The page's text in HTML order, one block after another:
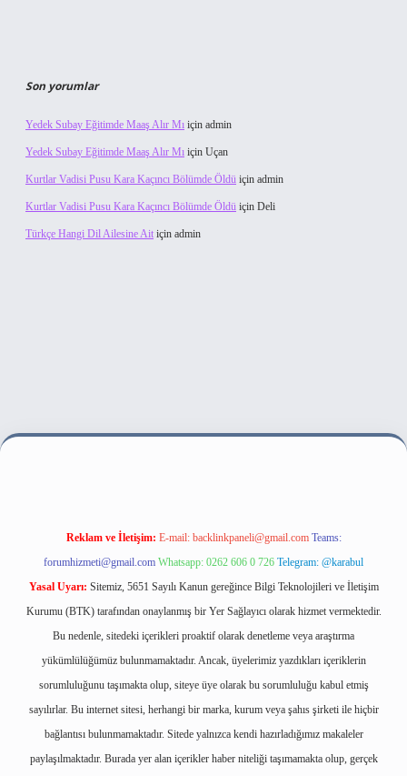
Son yorumlar
Yedek Subay Eğitimde Maaş Alır Mı için admin
Yedek Subay Eğitimde Maaş Alır Mı için Uçan
Kurtlar Vadisi Pusu Kara Kaçıncı Bölümde Öldü için admin
Kurtlar Vadisi Pusu Kara Kaçıncı Bölümde Öldü için Deli
Türkçe Hangi Dil Ailesine Ait için admin
bahis sitesi
Reklam ve İletişim: E-mail: backlinkpaneli@gmail.com Teams:
forumhizmeti@gmail.com Whatsapp: 0262 606 0 726 Telegram: @karabul
Yasal Uyarı: Sitemiz, 5651 Sayılı Kanun gereğince Bilgi Teknolojileri ve İletişim
Kurumu (BTK) tarafından onaylanmış bir Yer Sağlayıcı olarak hizmet vermektedir.
Bu nedenle, sitedeki içerikleri proaktif olarak denetleme veya araştırma
yükümlülüğümüz bulunmamaktadır. Ancak, üyelerimiz yazdıkları içeriklerin
sorumluluğunu taşımakta olup, siteye üye olarak bu sorumluluğu kabul etmiş
sayılırlar. Bu internet sitesi, herhangi bir marka, kurum veya şahıs şirketi ile hiçbir
bağlantısı bulunmamaktadır. Sitede yalnızca kendi hazırladığımız makaleler
paylaşılmaktadır. Burada yer alan içerikler haber niteliği taşımamakta olup, gerçek